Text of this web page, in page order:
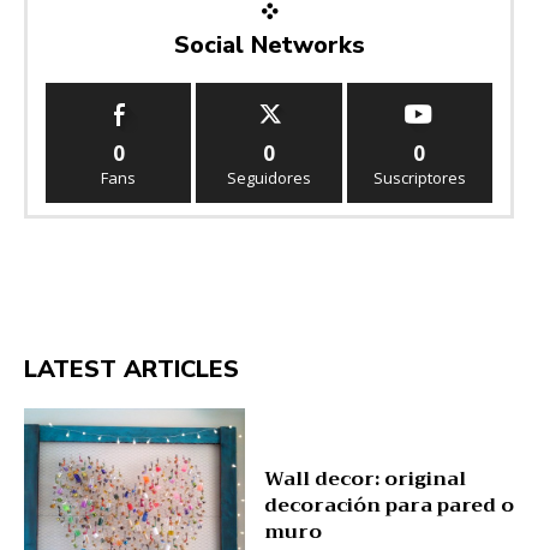
Social Networks
0
Fans
0
Seguidores
0
Suscriptores
LATEST ARTICLES
Wall decor: original
decoración para pared o
muro